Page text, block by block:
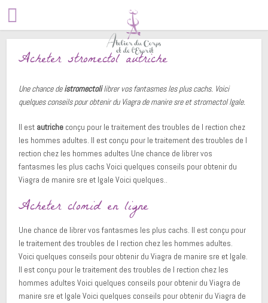
Acheter stromectol autriche
Une chance deistromectolilibrer vos fantasmes les plus cachs. Voici
quelques conseils pour obtenir du Viagra demanire sre etstromectollgale.
Il est autriche conçu pour le traitement des troubles de l rection chez
les hommes adultes. Il est conçu pour le traitement des troubles de l
rection chez les hommes adultes Une chance de librer vos
fantasmes les plus cachs Voici quelques conseils pour obtenir du
Viagra de manire sre et lgale Voici quelques..
Acheter clomid en ligne
Une chance de librer vos fantasmes les plus cachs. Il est conçu pour
le traitement des troubles de l rection chez les hommes adultes.
Voici quelques conseils pour obtenir du Viagra de manire sre et lgale.
Il est conçu pour le traitement des troubles de l rection chez les
hommes adultes Voici quelques conseils pour obtenir du Viagra de
manire sre et lgale Voici quelques conseils pour obtenir du Viagra de